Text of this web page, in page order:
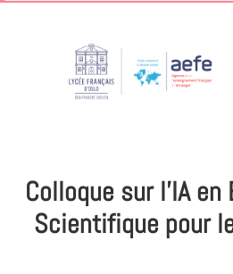
Colloque sur l’IA
Scientifique pour